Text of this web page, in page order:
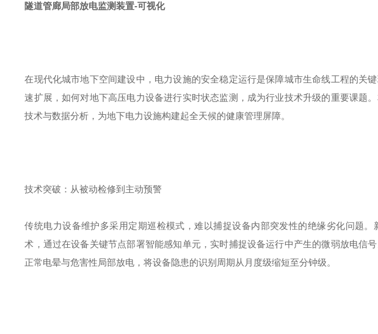
隧道管廊局部放电监测装置-可视化
在现代化城市地下空间建设中，电力设施的安全稳定运行是保障城市生命线工程的关
速扩展，如何对地下高压电力设备进行实时状态监测，成为行业技术升级的重要课题
技术与数据分析，为地下电力设施构建起全天候的健康管理屏障。
技术突破：从被动检修到主动预警
传统电力设备维护多采用定期巡检模式，难以捕捉设备内部突发性的绝缘劣化问题
术，通过在设备关键节点部署智能感知单元，实时捕捉设备运行中产生的微弱放电信
正常电晕与危害性局部放电，将设备隐患的识别周期从月度级缩短至分钟级。